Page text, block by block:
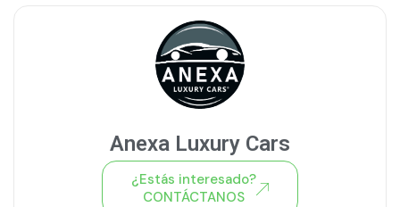
Anexa Luxury Cars
¿Estás interesado?
CONTÁCTANOS